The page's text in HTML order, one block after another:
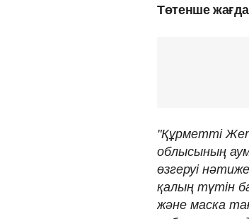
Төтенше
"Құрметті
облысының
өзгеруі
қалың түтін
және маска